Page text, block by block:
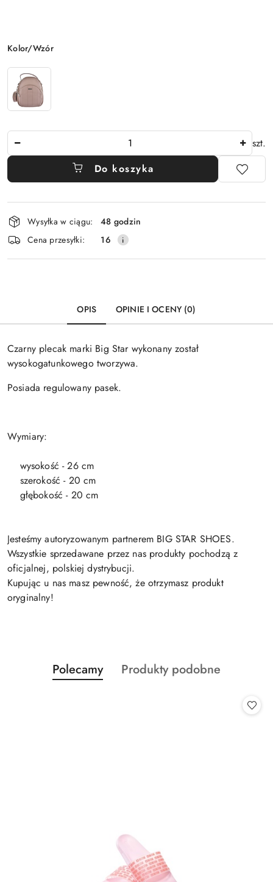
Wariant
Kolor/Wzór
szt.
Do koszyka
Dostępność
i
dostawa
Wysyłka w ciągu:
48 godzin
Cena przesyłki:
16
OPIS OPINIE I OCENY (0)
Czarny plecak marki Big Star wykonany został
wysokogatunkowego tworzywa.
Posiada regulowany pasek.
Wymiary:
wysokość - 26 cm
szerokość - 20 cm
głębokość - 20 cm
Jesteśmy autoryzowanym partnerem BIG STAR SHOES.
Wszystkie sprzedawane przez nas produkty pochodzą z
oficjalnej, polskiej dystrybucji.
Kupując u nas masz pewność, że otrzymasz produkt
oryginalny!
Pomiń karuzelę produktów
Produkty
o
Polecamy
Produkty
Produkty podobne